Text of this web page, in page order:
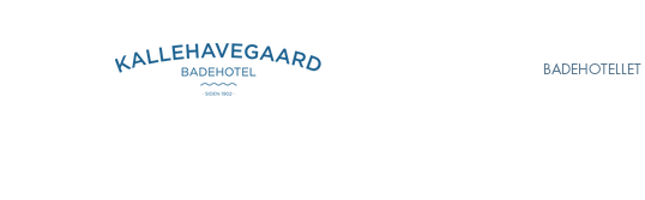
BADEHOTELLET